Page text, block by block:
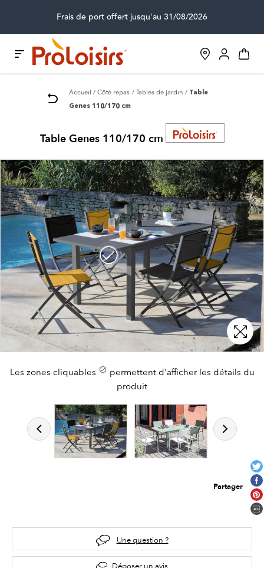
Frais de port offert jusqu'au 31/08/2026
Accueil Côté repas Tables de jardin Table
Genes 110/170 cm
Table Genes 110/170 cm
Les zones cliquables
permettent d'afficher les détails du
produit
Les zones cliquables
permettent d'afficher les détails du
produit
Partager
Une question ?
Déposer un avis